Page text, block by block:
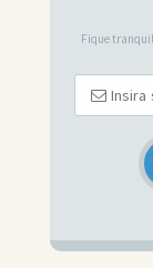
Fique